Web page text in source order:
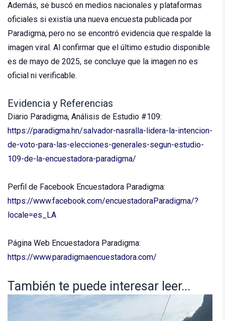
Además, se buscó en medios nacionales y plataformas
oficiales si existía una nueva encuesta publicada por
Paradigma, pero no se encontró evidencia que respalde la
imagen viral. Al confirmar que el último estudio disponible
es de mayo de 2025, se concluye que la imagen no es
oficial ni verificable.
Evidencia y Referencias
Diario Paradigma, Análisis de Estudio #109:
https://paradigma.hn/salvador-nasralla-lidera-la-intencion-
de-voto-para-las-elecciones-generales-segun-estudio-
109-de-la-encuestadora-paradigma/
Perfil de Facebook Encuestadora Paradigma:
https://www.facebook.com/encuestadoraParadigma/?
locale=es_LA
Página Web Encuestadora Paradigma:
https://www.paradigmaencuestadora.com/
También te puede interesar leer...